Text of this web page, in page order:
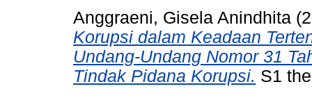
Anggraeni, Gisela Anindhita
Korupsi dalam Keadaan
Undang-Undang Nomor 31
Tindak Pidana Korupsi. S1